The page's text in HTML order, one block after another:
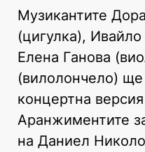
Музикантите
(цигулка),
Елена Ганова
(вилолончело) ще
концертна
Аранжиментите
на Даниел